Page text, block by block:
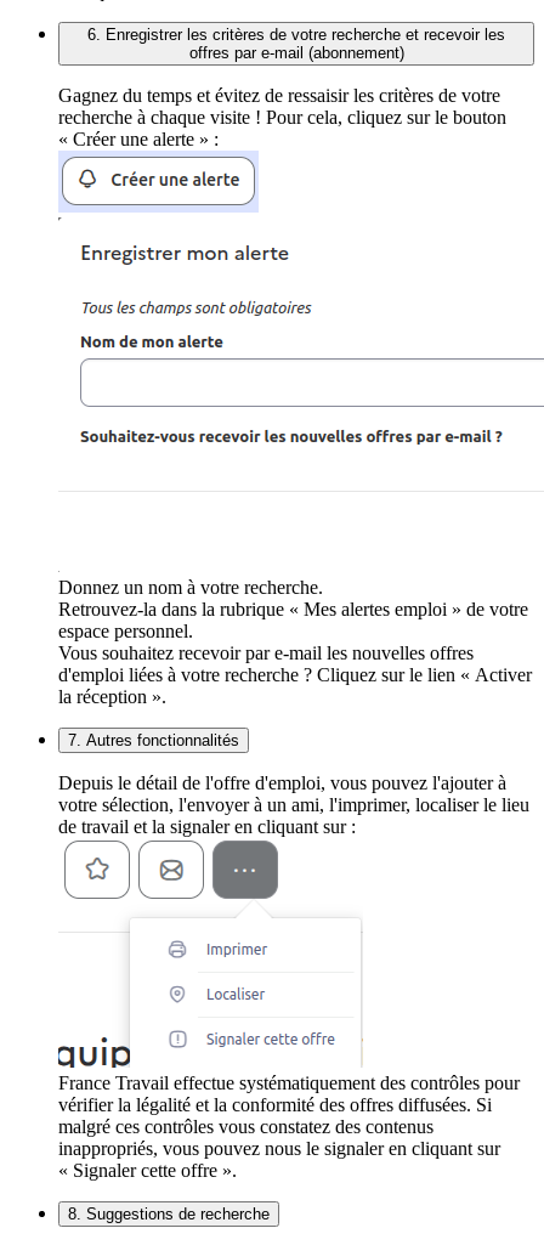
6. Enregistrer les critères de votre recherche et recevoir les
offres par e-mail (abonnement)
Gagnez du temps et évitez de ressaisir les critères de votre
recherche à chaque visite ! Pour cela, cliquez sur le bouton
« Créer une alerte » :
Donnez un nom à votre recherche.
Retrouvez-la dans la rubrique « Mes alertes emploi » de votre
espace personnel.
Vous souhaitez recevoir par e-mail les nouvelles offres
d'emploi liées à votre recherche ? Cliquez sur le lien « Activer
la réception ».
7. Autres fonctionnalités
Depuis le détail de l'offre d'emploi, vous pouvez l'ajouter à
votre sélection, l'envoyer à un ami, l'imprimer, localiser le lieu
de travail et la signaler en cliquant sur :
France Travail effectue systématiquement des contrôles pour
vérifier la légalité et la conformité des offres diffusées. Si
malgré ces contrôles vous constatez des contenus
inappropriés, vous pouvez nous le signaler en cliquant sur
« Signaler cette offre ».
8. Suggestions de recherche